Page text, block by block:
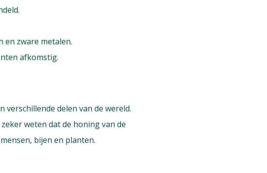
en zware metalen.
afkomstig.
delen van de wereld.
weten dat de honing van de
bijen en planten.